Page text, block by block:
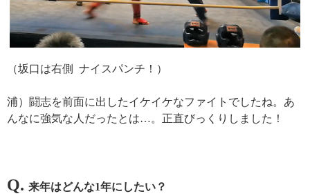
（坂口は右側 ナイスパンチ！）
浦）闘志を前面に出したイケイケなファイトでしたね。あ
んなに強気な人だったとは…。正直びっくりしました！
Q. 来年はどんな1年にしたい？